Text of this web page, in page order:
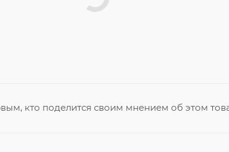
кто поделится своим мнением об этом